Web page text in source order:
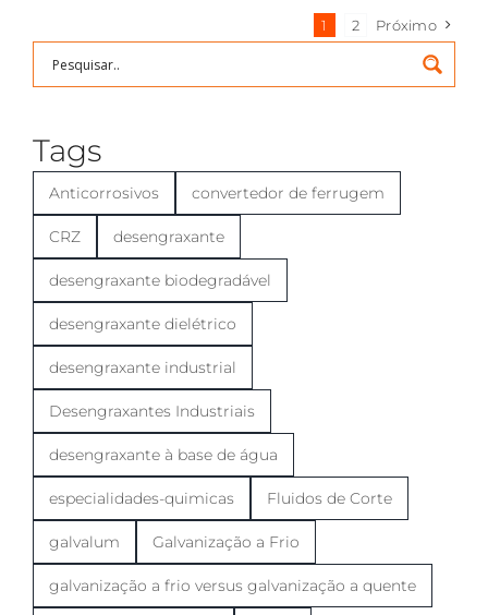
1 2 Próximo
Tags
Anticorrosivos convertedor de ferrugem
CRZ desengraxante
desengraxante biodegradável
desengraxante dielétrico
desengraxante industrial
Desengraxantes Industriais
desengraxante à base de água
especialidades-quimicas Fluidos de Corte
galvalum Galvanização a Frio
galvanização a frio versus galvanização a quente